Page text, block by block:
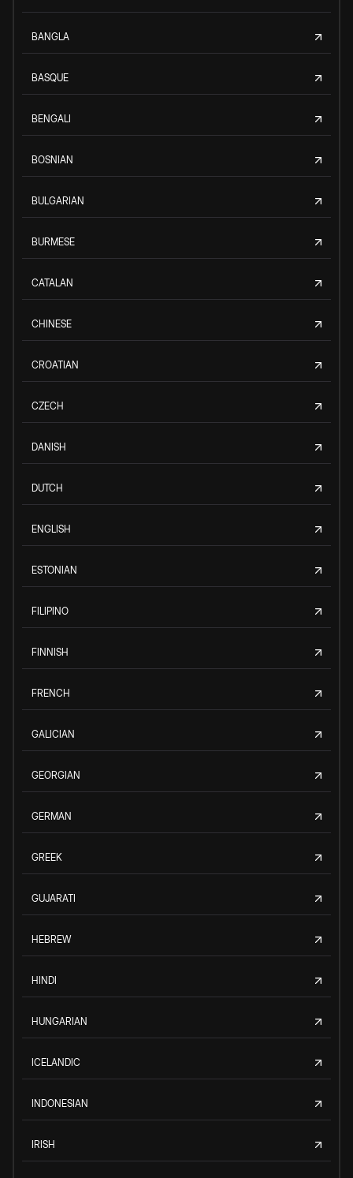
BANGLA
BASQUE
BENGALI
BOSNIAN
BULGARIAN
BURMESE
CATALAN
CHINESE
CROATIAN
CZECH
DANISH
DUTCH
ENGLISH
ESTONIAN
FILIPINO
FINNISH
FRENCH
GALICIAN
GEORGIAN
GERMAN
GREEK
GUJARATI
HEBREW
HINDI
HUNGARIAN
ICELANDIC
INDONESIAN
IRISH